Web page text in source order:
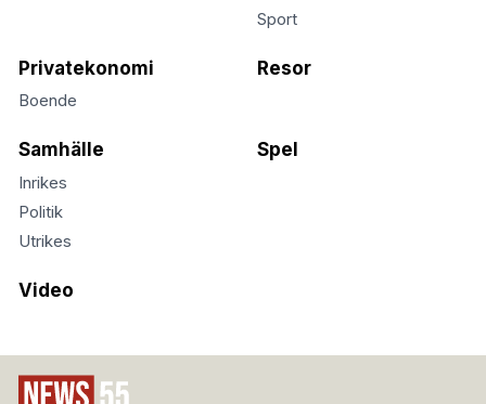
Sport
Privatekonomi
Boende
Resor
Samhälle
Inrikes
Politik
Utrikes
Spel
Video